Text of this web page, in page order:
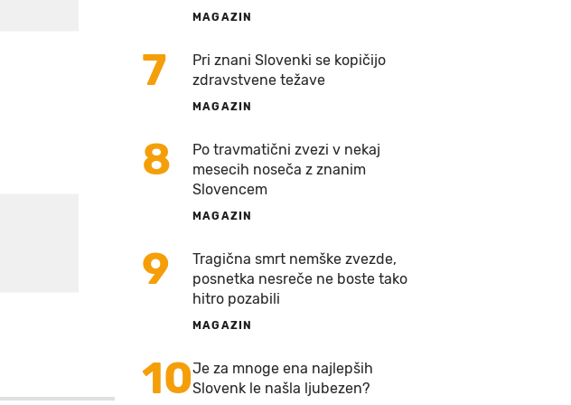
MAGAZIN
7
Pri znani Slovenki se kopičijo
zdravstvene težave
MAGAZIN
8
Po travmatični zvezi v nekaj
mesecih noseča z znanim
Slovencem
MAGAZIN
9
Tragična smrt nemške zvezde,
posnetka nesreče ne boste tako
hitro pozabili
MAGAZIN
10Je za mnoge ena najlepših
Slovenk le našla ljubezen?